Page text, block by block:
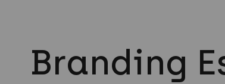
Branding